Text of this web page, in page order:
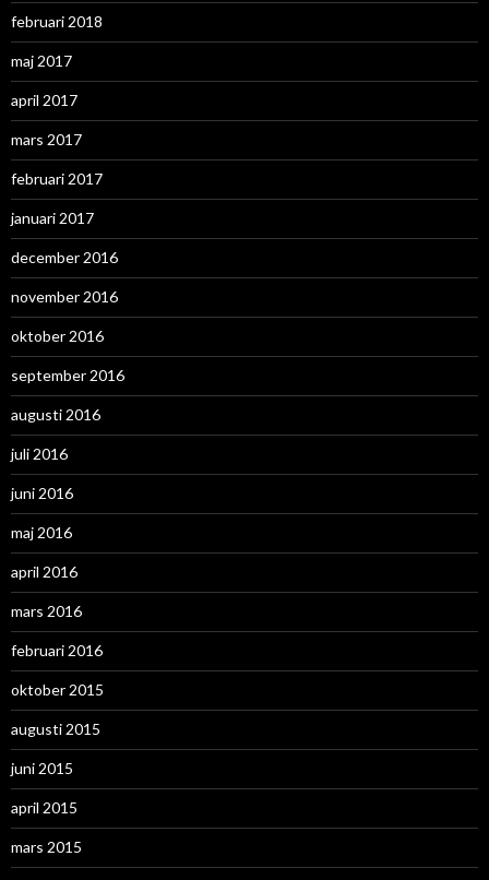
februari 2018
maj 2017
april 2017
mars 2017
februari 2017
januari 2017
december 2016
november 2016
oktober 2016
september 2016
augusti 2016
juli 2016
juni 2016
maj 2016
april 2016
mars 2016
februari 2016
oktober 2015
augusti 2015
juni 2015
april 2015
mars 2015